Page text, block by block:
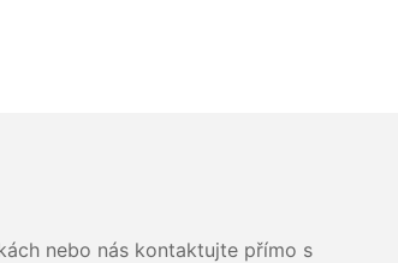
nebo nás kontaktujte přímo s